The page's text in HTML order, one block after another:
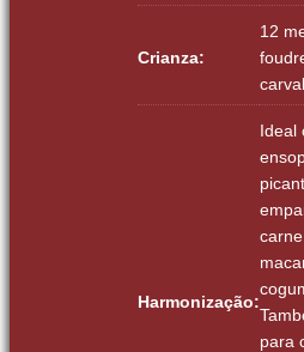
Crianza:
12
Harmonização:
Ideal
para